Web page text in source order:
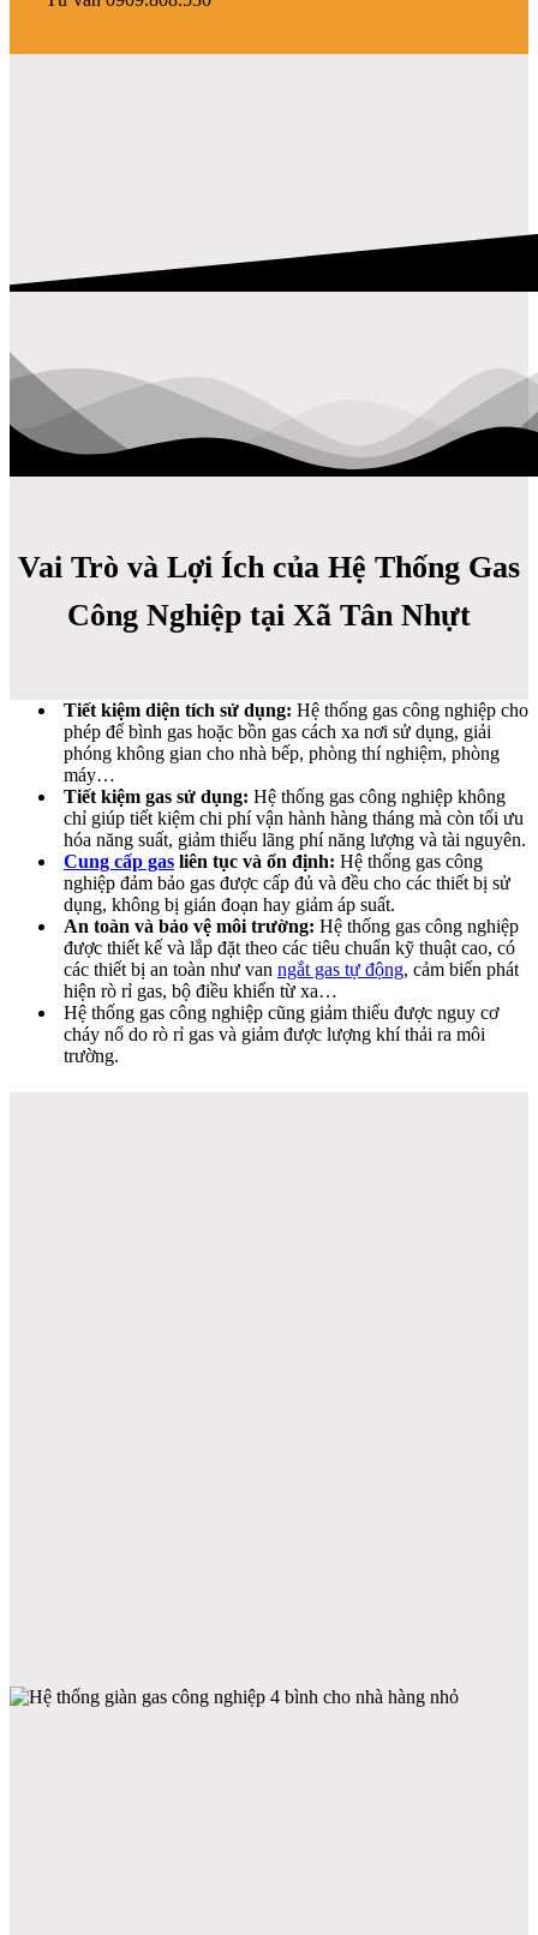
Vai Trò và Lợi Ích của Hệ Thống Gas
Công Nghiệp tại Xã Tân Nhựt
Tiết kiệm diện tích sử dụng: Hệ thống gas công nghiệp cho
phép để bình gas hoặc bồn gas cách xa nơi sử dụng, giải
phóng không gian cho nhà bếp, phòng thí nghiệm, phòng
máy…
Tiết kiệm gas sử dụng: Hệ thống gas công nghiệp không
chỉ giúp tiết kiệm chi phí vận hành hàng tháng mà còn tối ưu
hóa năng suất, giảm thiểu lãng phí năng lượng và tài nguyên.
Cung cấp gas liên tục và ổn định: Hệ thống gas công
nghiệp đảm bảo gas được cấp đủ và đều cho các thiết bị sử
dụng, không bị gián đoạn hay giảm áp suất.
An toàn và bảo vệ môi trường: Hệ thống gas công nghiệp
được thiết kế và lắp đặt theo các tiêu chuẩn kỹ thuật cao, có
các thiết bị an toàn như van ngắt gas tự động, cảm biến phát
hiện rò rỉ gas, bộ điều khiển từ xa…
Hệ thống gas công nghiệp cũng giảm thiểu được nguy cơ
cháy nổ do rò rỉ gas và giảm được lượng khí thải ra môi
trường.